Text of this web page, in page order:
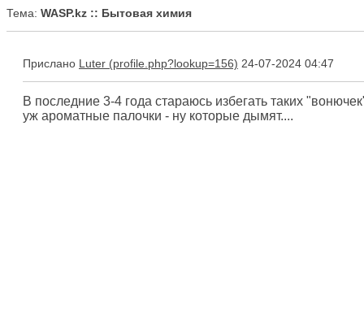
Тема: WASP.kz :: Бытовая химия
Прислано Luter 24-07-2024 04:47
В последние 3-4 года стараюсь избегать таких
уж ароматные палочки - ну которые дымят....